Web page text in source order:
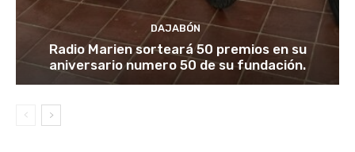
DAJABÓN
Radio Marien sorteará 50 premios en su
aniversario numero 50 de su fundación.